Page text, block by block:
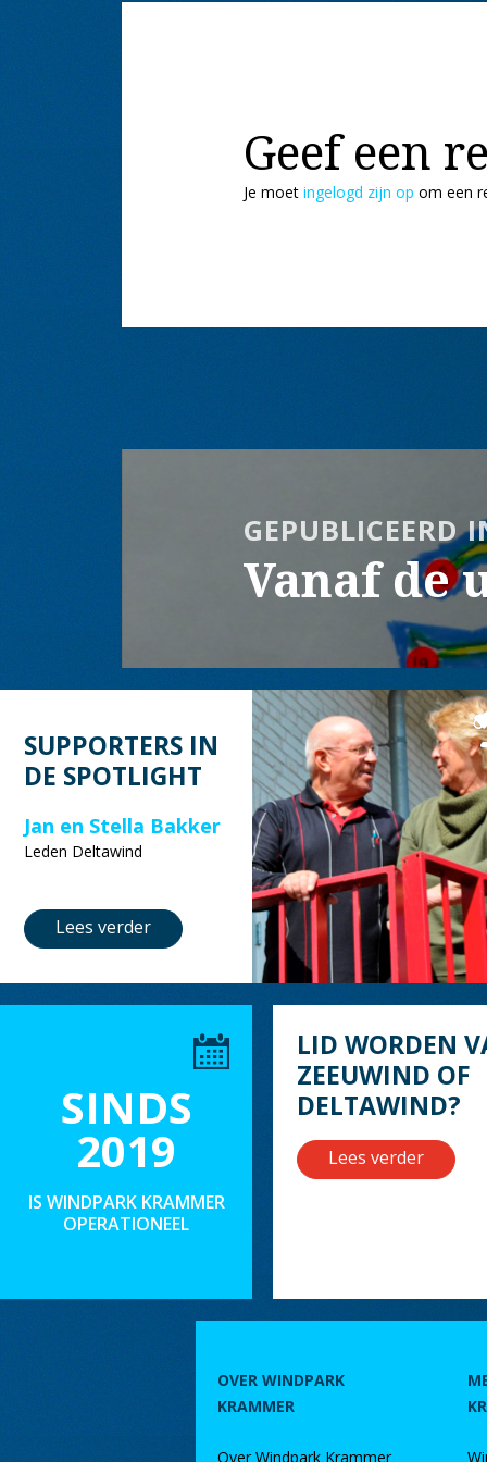
Geef een
Je moet ingelogd zijn op om een
GEPUBLICEERD
Vanaf de
SUPPORTERS IN
DE SPOTLIGHT
Jan en Stella Bakker
Leden Deltawind
Lees verder
SINDS
2019
IS WINDPARK KRAMMER
OPERATIONEEL
LID WORDEN
ZEEUWIND OF
DELTAWIND?
Lees verder
OVER WINDPARK
KRAMMER
Over Windpark Krammer